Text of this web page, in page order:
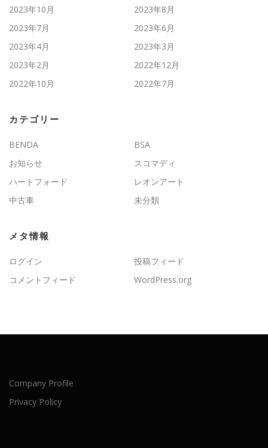
2023年10月
2023年8月
2023年7月
2023年6月
2023年4月
2023年3月
2023年2月
2022年12月
2022年10月
2022年7月
カテゴリー
BENDA
BSA
お知らせ
スコマディ
ハートフォード
レオンアート
中古車
未分類
メタ情報
ログイン
投稿フィード
コメントフィード
WordPress.org
Company Profile
Privacy Policy